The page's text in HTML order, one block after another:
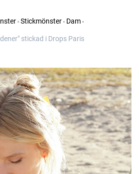
Stickmönster Dam
stickad i Drops Paris